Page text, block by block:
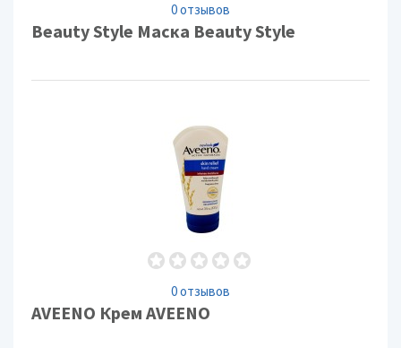
0 отзывов
Beauty Style Маска Beauty Style
0 отзывов
AVEENO Крем AVEENO